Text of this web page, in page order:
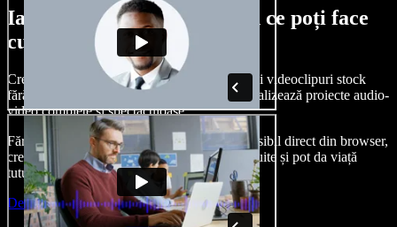
Iată doar o mică mostră din ce poți face
cu Speechify Studio.
Creează voci din off, adaugă imagini, audio și videoclipuri stock
fără drepturi de autor, clonează-ți vocea și finalizează proiecte audio-
video complete și spectaculoase.
Fără curba clasică de învățare și cu totul accesibil direct din browser,
creatorii de conținut pot depăși limitele obișnuite și pot da viață
tuturor ideilor lor creative.
Deschide Studio